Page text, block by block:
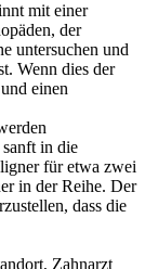
mit einer
der
untersuchen und
Wenn dies der
einen
in die
für etwa zwei
in der Reihe. Der
dass die
Zahnarzt